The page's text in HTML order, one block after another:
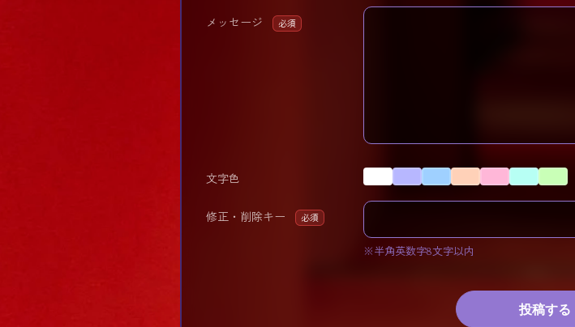
メッセージ 必須
文字色
修正・削除キー 必須
※半角英数字8文字以内
投稿する